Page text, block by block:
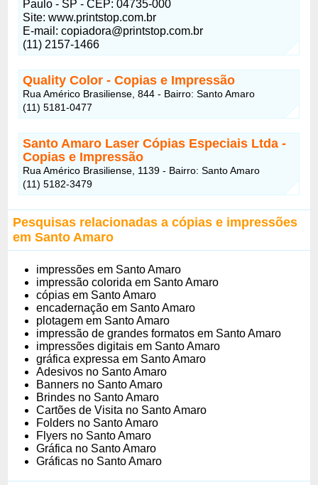
Paulo - SP - CEP: 04735-000
Site: www.printstop.com.br
E-mail: copiadora@printstop.com.br
(11) 2157-1466
Quality Color - Copias e Impressão
Rua Américo Brasiliense, 844 - Bairro: Santo Amaro
(11) 5181-0477
Santo Amaro Laser Cópias Especiais Ltda -
Copias e Impressão
Rua Américo Brasiliense, 1139 - Bairro: Santo Amaro
(11) 5182-3479
Pesquisas relacionadas a cópias e impressões
em Santo Amaro
impressões em Santo Amaro
impressão colorida em Santo Amaro
cópias em Santo Amaro
encadernação em Santo Amaro
plotagem em Santo Amaro
impressão de grandes formatos em Santo Amaro
impressões digitais em Santo Amaro
gráfica expressa em Santo Amaro
Adesivos no Santo Amaro
Banners no Santo Amaro
Brindes no Santo Amaro
Cartões de Visita no Santo Amaro
Folders no Santo Amaro
Flyers no Santo Amaro
Gráfica no Santo Amaro
Gráficas no Santo Amaro